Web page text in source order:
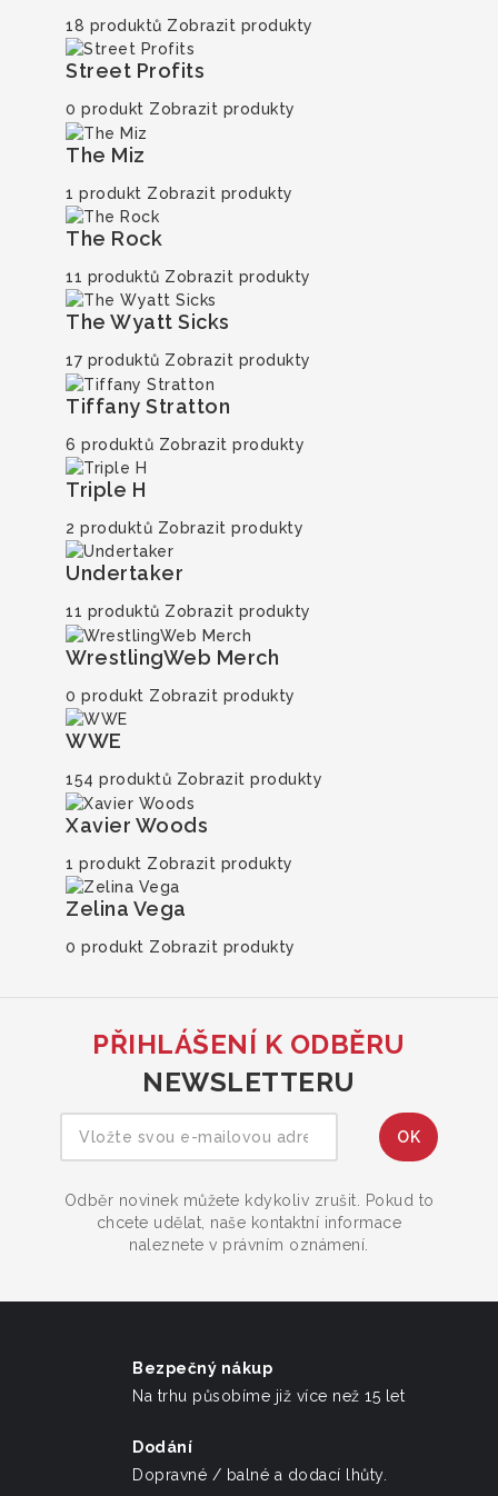
18 produktů Zobrazit produkty
Street Profits
0 produkt Zobrazit produkty
The Miz
1 produkt Zobrazit produkty
The Rock
11 produktů Zobrazit produkty
The Wyatt Sicks
17 produktů Zobrazit produkty
Tiffany Stratton
6 produktů Zobrazit produkty
Triple H
2 produktů Zobrazit produkty
Undertaker
11 produktů Zobrazit produkty
WrestlingWeb Merch
0 produkt Zobrazit produkty
WWE
154 produktů Zobrazit produkty
Xavier Woods
1 produkt Zobrazit produkty
Zelina Vega
0 produkt Zobrazit produkty
PŘIHLÁŠENÍ K ODBĚRU
NEWSLETTERU
Odběr novinek můžete kdykoliv zrušit. Pokud to
chcete udělat, naše kontaktní informace
naleznete v právním oznámení.
Bezpečný nákup
Na trhu působíme již více než 15 let
Dodání
Dopravné / balné a dodací lhůty.